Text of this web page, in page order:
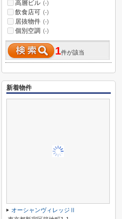
高層ビル (-)
飲食店可 (-)
居抜物件 (-)
個別空調 (-)
1件が該当
新着物件
オーシャンヴィレッジⅡ